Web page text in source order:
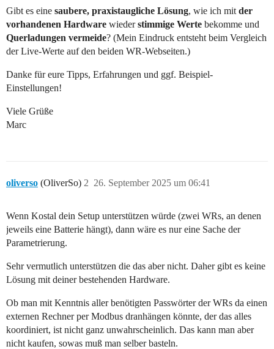
Gibt es eine saubere, praxistaugliche Lösung, wie ich mit der
vorhandenen Hardware wiederstimmige Werte bekomme und
Querladungen vermeide? (Mein Eindruck entsteht beim Vergleich
der Live-Werte auf den beiden WR-Webseiten.)
Danke für eure Tipps, Erfahrungen und ggf. Beispiel-
Einstellungen!
Viele Grüße
Marc
oliverso (OliverSo) 26. September 2025 um 06:41
2
Wenn Kostal dein Setup unterstützen würde (zwei WRs, an denen
jeweils eine Batterie hängt), dann wäre es nur eine Sache der
Parametrierung.
Sehr vermutlich unterstützen die das aber nicht. Daher gibt es keine
Lösung mit deiner bestehenden Hardware.
Ob man mit Kenntnis aller benötigten Passwörter der WRs da einen
externen Rechner per Modbus dranhängen könnte, der das alles
koordiniert, ist nicht ganz unwahrscheinlich. Das kann man aber
nicht kaufen, sowas muß man selber basteln.